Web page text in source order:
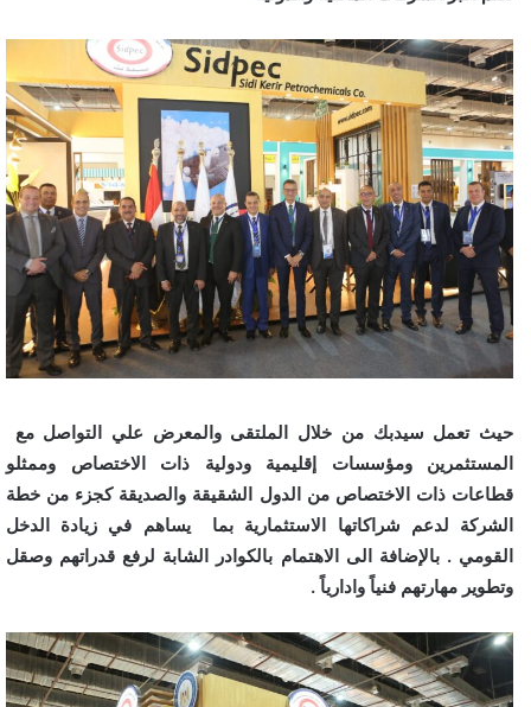
حيث تعمل سيدبك من خلال الملتقى والمعرض علي التواصل مع
المستثمرين ومؤسسات إقليمية ودولية ذات الاختصاص وممثلو
قطاعات ذات الاختصاص من الدول الشقيقة والصديقة كجزء من خطة
الشركة لدعم شراكاتها الاستثمارية بما يساهم في زيادة الدخل
القومي . بالإضافة الى الاهتمام بالكوادر الشابة لرفع قدراتهم وصقل
وتطوير مهارتهم فنياً وادارياً .